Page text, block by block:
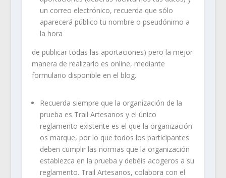
un correo electrónico, recuerda que sólo
aparecerá público tu nombre o pseudónimo a
la hora
de publicar todas las aportaciones) pero la mejor
manera de realizarlo es online, mediante
formulario disponible en el blog.
Recuerda siempre que la organización de la
prueba es Trail Artesanos y el único
reglamento existente es el que la organización
os marque, por lo que todos los participantes
deben cumplir las normas que la organización
establezca en la prueba y debéis acogeros a su
reglamento. Trail Artesanos, colabora con el